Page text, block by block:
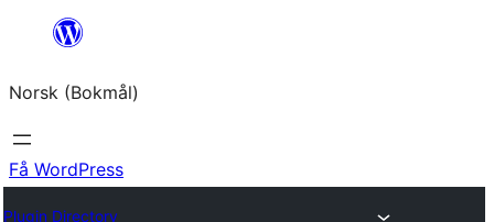
Hopp
innhold
Norsk (Bokmål)
Få WordPress
Plugin Directory